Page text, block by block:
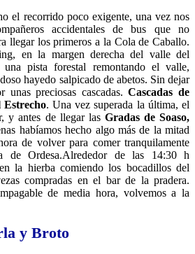
el recorrido poco exigente, una vez nos
accidentales de bus que no
llegar los primeros a la Cola de Caballo.
en la margen derecha del valle del
una pista forestal remontando el valle,
hayedo salpicado de abetos. Sin dejar
unas preciosas cascadas.Cascadas de
. Una vez superada la última, el
y antes de llegar las Gradas de Soaso,
habíamos hecho algo más de la mitad
de volver para comer tranquilamente
de Ordesa.Alrededor de las 14:30 h
en la hierba comiendo los bocadillos del
compradas en el bar de la pradera.
de media hora, volvemos a la
y Broto